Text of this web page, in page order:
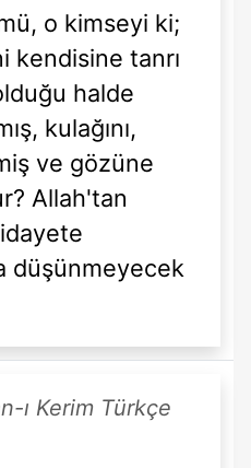
o kimseyi ki;
kendisine tanrı
halde
kulağını,
ve gözüne
Allah'tan
düşünmeyecek
ı Kerim Türkçe